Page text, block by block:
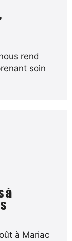
rend
soin
à
à Mariac